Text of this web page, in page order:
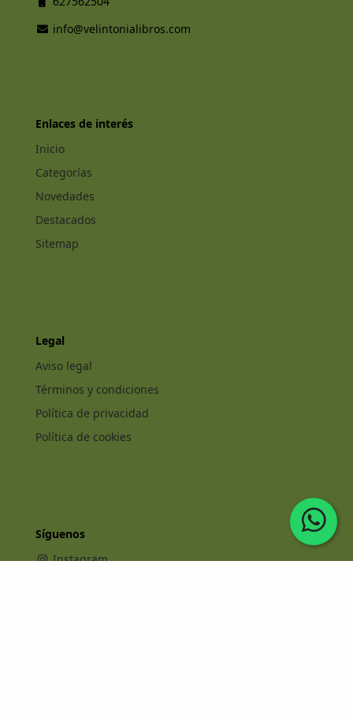
info@velintonialibros.com
Enlaces de interés
Inicio
Categorías
Novedades
Destacados
Sitemap
Legal
Aviso legal
Términos y condiciones
Política de privacidad
Política de cookies
Síguenos
Instagram